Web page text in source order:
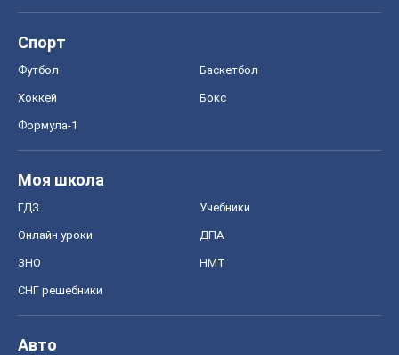
Спорт
Футбол Баскетбол
Хоккей Бокс
Формула-1
Моя школа
ГДЗ Учебники
Онлайн уроки ДПА
ЗНО НМТ
СНГ решебники
Авто